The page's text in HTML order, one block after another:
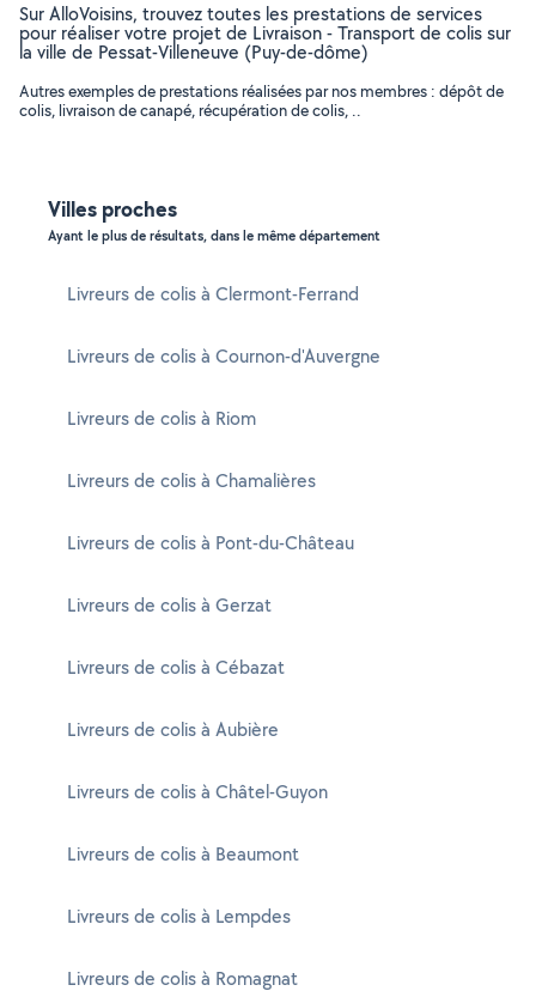
Sur AlloVoisins, trouvez toutes les prestations de services
pour réaliser votre projet de Livraison - Transport de colis sur
la ville de Pessat-Villeneuve (Puy-de-dôme)
Autres exemples de prestations réalisées par nos membres : dépôt de
colis, livraison de canapé, récupération de colis, ..
Villes proches
Ayant le plus de résultats, dans le même département
Livreurs de colis à Clermont-Ferrand
Livreurs de colis à Cournon-d'Auvergne
Livreurs de colis à Riom
Livreurs de colis à Chamalières
Livreurs de colis à Pont-du-Château
Livreurs de colis à Gerzat
Livreurs de colis à Cébazat
Livreurs de colis à Aubière
Livreurs de colis à Châtel-Guyon
Livreurs de colis à Beaumont
Livreurs de colis à Lempdes
Livreurs de colis à Romagnat